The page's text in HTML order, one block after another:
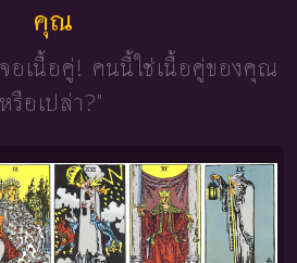
คุณ
อเนื้อคู่! คนนี้ใช่เนื้อคู่ของคุณ
หรือเปล่า?"